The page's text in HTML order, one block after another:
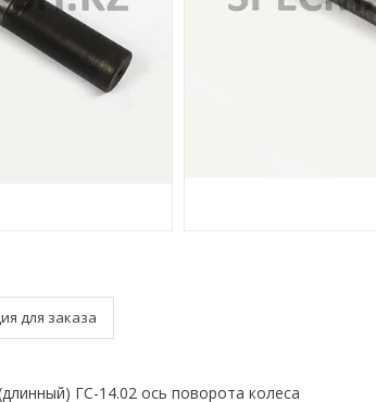
для заказа
ГС-14.02 ось поворота колеса